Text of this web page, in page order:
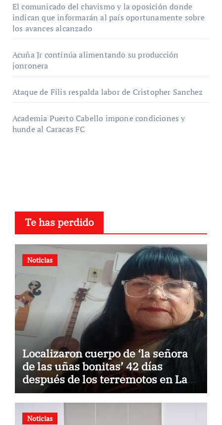
El comunicado del chavismo y la oposición donde
indican que informarán al país oportunamente sobre
los avances alcanzado
Acuña Jr continúa alimentando su producción
jonronera
Ataque de Filis respalda labor de Cristopher Sanchez
Academia Puerto Cabello impone condiciones y
hunde al Caracas FC
Te has perdido
Noticias
Localizaron cuerpo de ‘la señora
de las uñas bonitas’ 42 días
después de los terremotos en La
Guaira
Noticias